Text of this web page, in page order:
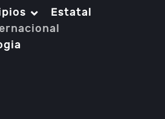
Estatal